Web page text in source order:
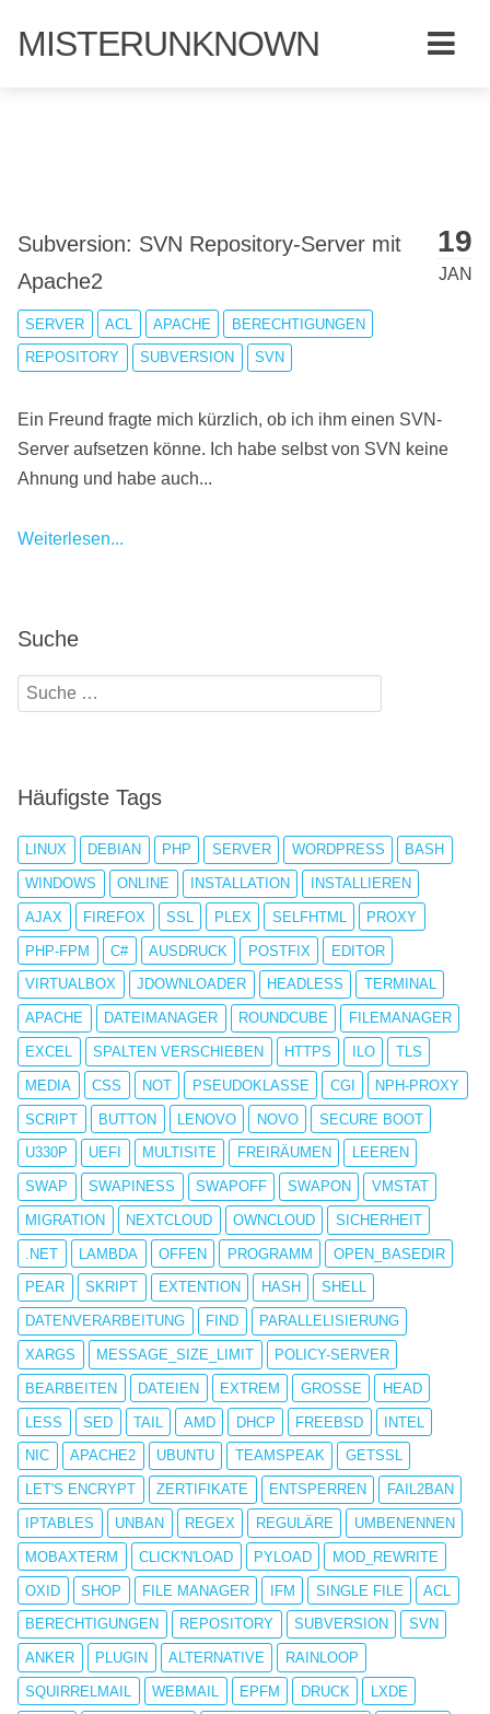
MISTERUNKNOWN
19
JAN
Subversion: SVN Repository-Server mit
Apache2
SERVER ACL APACHE BERECHTIGUNGEN
REPOSITORY SUBVERSION SVN
Ein Freund fragte mich kürzlich, ob ich ihm einen SVN-
Server aufsetzen könne. Ich habe selbst von SVN keine
Ahnung und habe auch...
Weiterlesen...
Suche
Häufigste Tags
LINUX DEBIAN PHP SERVER WORDPRESS BASH
WINDOWS ONLINE INSTALLATION INSTALLIEREN
AJAX FIREFOX SSL PLEX SELFHTML PROXY
PHP-FPM C# AUSDRUCK POSTFIX EDITOR
VIRTUALBOX JDOWNLOADER HEADLESS TERMINAL
APACHE DATEIMANAGER ROUNDCUBE FILEMANAGER
EXCEL SPALTEN VERSCHIEBEN HTTPS ILO TLS
MEDIA CSS NOT PSEUDOKLASSE CGI NPH-PROXY
SCRIPT BUTTON LENOVO NOVO SECURE BOOT
U330P UEFI MULTISITE FREIRÄUMEN LEEREN
SWAP SWAPINESS SWAPOFF SWAPON VMSTAT
MIGRATION NEXTCLOUD OWNCLOUD SICHERHEIT
.NET LAMBDA OFFEN PROGRAMM OPEN_BASEDIR
PEAR SKRIPT EXTENTION HASH SHELL
DATENVERARBEITUNG FIND PARALLELISIERUNG
XARGS MESSAGE_SIZE_LIMIT POLICY-SERVER
BEARBEITEN DATEIEN EXTREM GROSSE HEAD
LESS SED TAIL AMD DHCP FREEBSD INTEL
NIC APACHE2 UBUNTU TEAMSPEAK GETSSL
LET'S ENCRYPT ZERTIFIKATE ENTSPERREN FAIL2BAN
IPTABLES UNBAN REGEX REGULÄRE UMBENENNEN
MOBAXTERM CLICK'N'LOAD PYLOAD MOD_REWRITE
OXID SHOP FILE MANAGER IFM SINGLE FILE ACL
BERECHTIGUNGEN REPOSITORY SUBVERSION SVN
ANKER PLUGIN ALTERNATIVE RAINLOOP
SQUIRRELMAIL WEBMAIL EPFM DRUCK LXDE